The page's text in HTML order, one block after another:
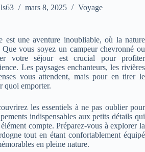
mars 8, 2025 Voyage
est une aventure inoubliable, où la nature
Que vous soyez un campeur chevronné ou
votre séjour est crucial pour profiter
Les paysages enchanteurs, les rivières
vous attendent, mais pour en tirer le
quoi emporter.
les essentiels à ne pas oublier pour
indispensables aux petits détails qui
compte. Préparez-vous à explorer la
tout en étant confortablement équipé
en pleine nature.